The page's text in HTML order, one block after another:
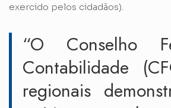
exercido pelos cidadãos).
“O Conselho
Contabilidade
regionais